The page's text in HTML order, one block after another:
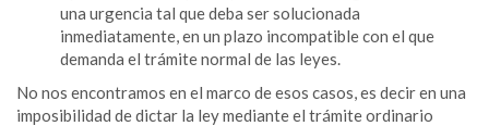
una urgencia tal que deba ser solucionada
inmediatamente, en un plazo incompatible con el que
demanda el trámite normal de las leyes.
No nos encontramos en el marco de esos casos, es decir en una
imposibilidad de dictar la ley mediante el trámite ordinario